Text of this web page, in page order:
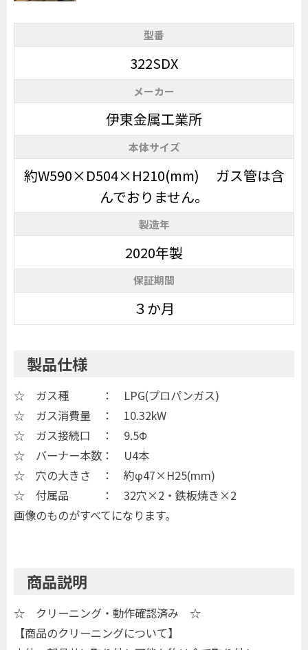
型番
322SDX
メーカー
伊東金属工業所
本体サイズ
約W590×D504×H210(mm) ガス管は含
んでおりません。
製造年
2020年製
保証期間
３か月
製品仕様
☆ ガス種 ： LPG(プロパンガス)
☆ ガス消費量 ： 10.32kW
☆ ガス接続口 ： 9.5Φ
☆ バーナー本数： U4本
☆ 穴の大きさ ： 約φ47×H25(mm)
☆ 付属品 ： 32穴×2・鉄板焼き×2
画像のものがすべてになります。
商品説明
☆ クリーニング・動作確認済み ☆
【商品のクリーニングについて】